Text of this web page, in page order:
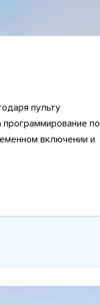
пульту
по
включении и